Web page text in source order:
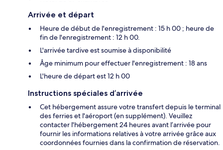
Arrivée et départ
Heure de début de l'enregistrement : 15 h 00 ; heure de
fin de l'enregistrement : 12 h 00.
L'arrivée tardive est soumise à disponibilité
Âge minimum pour effectuer l'enregistrement : 18 ans
L'heure de départ est 12 h 00
Instructions spéciales d’arrivée
Cet hébergement assure votre transfert depuis le terminal
des ferries et l'aéroport (en supplément). Veuillez
contacter l'hébergement 24 heures avant l’arrivée pour
fournir les informations relatives à votre arrivée grâce aux
coordonnées fournies dans la confirmation de réservation.